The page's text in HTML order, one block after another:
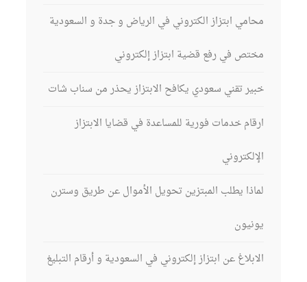
محامي ابتزاز الكتروني في الرياض و جدة و السعودية
مختص في رفع قضية ابتزاز إلكتروني
خبير تقني سعودي يكافح الابتزاز يحذر من سناب شات
ارقام خدمات فورية للمساعدة في قضايا الابتزاز
الإلكتروني
لماذا يطلب المبتزين تحويل الأموال عن طريق وسترن
يونيون
الابلاغ عن ابتزاز إلكتروني في السعودية و أرقام التبليغ